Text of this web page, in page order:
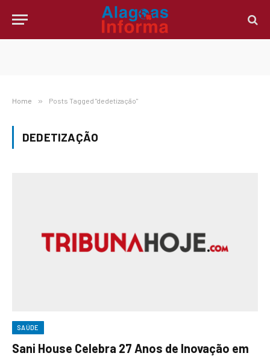
Home » Posts Tagged "dedetização"
DEDETIZAÇÃO
SAÚDE
Sani House Celebra 27 Anos de Inovação em